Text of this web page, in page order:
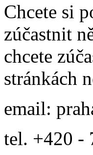
Chcete si
zúčastnit
chcete
stránkách
email:
tel. +420 -